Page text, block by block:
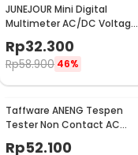
JUNEJOUR Mini Digital
Multimeter AC/DC Voltage
Tester 1999 Count - XL830L
Rp32.300
Rp58.900 46%
Taffware ANENG Tespen
Tester Non Contact AC
Rp52.100